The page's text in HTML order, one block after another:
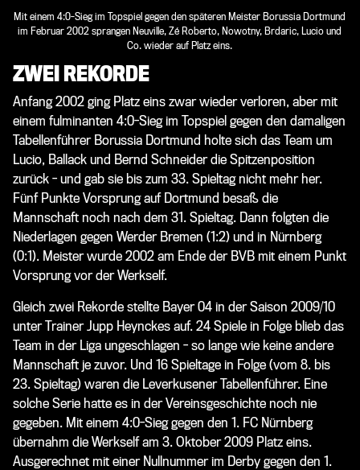
Mit einem 4:0-Sieg im Topspiel gegen den späteren Meister Borussia Dortmund
im Februar 2002 sprangen Neuville, Zé Roberto, Nowotny, Brdaric, Lucio und
Co. wieder auf Platz eins.
ZWEI REKORDE
Anfang 2002 ging Platz eins zwar wieder verloren, aber mit
einem fulminanten 4:0-Sieg im Topspiel gegen den damaligen
Tabellenführer Borussia Dortmund holte sich das Team um
Lucio, Ballack und Bernd Schneider die Spitzenposition
zurück - und gab sie bis zum 33. Spieltag nicht mehr her.
Fünf Punkte Vorsprung auf Dortmund besaß die
Mannschaft noch nach dem 31. Spieltag. Dann folgten die
Niederlagen gegen Werder Bremen (1:2) und in Nürnberg
(0:1). Meister wurde 2002 am Ende der BVB mit einem Punkt
Vorsprung vor der Werkself.
Gleich zwei Rekorde stellte Bayer 04 in der Saison 2009/10
unter Trainer Jupp Heynckes auf. 24 Spiele in Folge blieb das
Team in der Liga ungeschlagen - so lange wie keine andere
Mannschaft je zuvor. Und 16 Spieltage in Folge (vom 8. bis
23. Spieltag) waren die Leverkusener Tabellenführer. Eine
solche Serie hatte es in der Vereinsgeschichte noch nie
gegeben. Mit einem 4:0-Sieg gegen den 1. FC Nürnberg
übernahm die Werkself am 3. Oktober 2009 Platz eins.
Ausgerechnet mit einer Nullnummer im Derby gegen den 1.